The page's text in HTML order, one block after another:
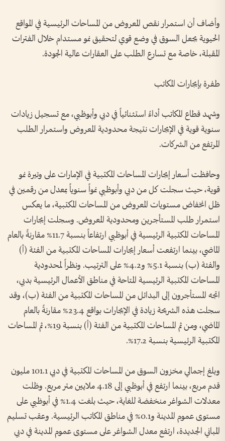
وأضاف أن استمرار نقص المعروض من المساحات الرئيسية في المواقع
الحيوية يجعل السوق في وضع قوي لتحقيق نمو مستدام خلال الفترات
المقبلة، خاصة مع تسارع الطلب على العقارات عالية الجودة.
طفرة بإيجارات المكاتب
وشهد قطاع المكاتب أداءً استثنائياً في دبي وأبوظبي، مع تسجيل زيادات
سنوية قوية في الإيجارات نتيجة محدودية المعروض واستمرار الطلب
المرتفع من الشركات.
وحافظت أسعار إيجارات المساحات المكتبية في الإمارات على وتيرة نمو
قوية، حيث سجلت كل من دبي وأبوظبي نمواً سنوياً بمعدل من رقمين في
ظل انخفاض مستويات المعروض من المساحات المكتبية، ما يعكس
استمرار طلب المستأجرين ومحدودية المعروض. وسجلت إيجارات
المساحات المكتبية الرئيسية في أبوظبي ارتفاعاً بنسبة 11.7% مقارنةً بالعام
الماضي، بينما ارتفعت أسعار إيجارات المساحات المكتبية من الفئة (أ)
والفئة (ب) بنسبة 5.1% و4.2% على الترتيب. ونظراً لمحدودية
المساحات المكتبية الرئيسية المتاحة في مناطق الأعمال الرئيسية بدبي،
اتجه المستأجرون إلى البدائل من المساحات المكتبية من الفئة (ب)، وقد
سجلت هذه الشريحة زيادة في الإيجارات بواقع 23.4% مقارنةً بالعام
الماضي، ومن ثم المساحات المكتبية من الفئة (أ) بنسبة 19%، ثم المساحات
المكتبية الرئيسية بنسبة 17.2%.
وبلغ إجمالي مخزون السوق من المساحات المكتبية في دبي 101.1 مليون
قدم مربع، بينما ارتفع في أبوظبي إلى 4.18 ملايين متر مربع. وظلت
معدلات الشواغر منخفضة للغاية، حيث بلغت 1.4% في أبوظبي على
مستوى عموم المدينة و0.1% في مناطق المكاتب الرئيسية. وعقب تسليم
المباني الجديدة، ارتفع معدل الشواغر على مستوى عموم المدينة في دبي